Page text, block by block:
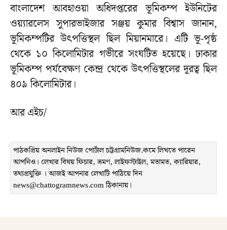
বাংলাদেশ আবহাওয়া অধিদপ্তরের ভূমিকম্প ইউনিটের
ওয়্যারলেস সুপারভাইজার সঞ্জয় কুমার বিশ্বাস জানান,
ভূমিকম্পটির উৎপত্তিস্থল ছিল মিয়ানমারে। এটি ভূ-পৃষ্ঠ
থেকে ১০ কিলোমিটার গভীরে সংঘটিত হয়েছে। ঢাকার
ভূমিকম্প পর্যবেক্ষণ কেন্দ্র থেকে উৎপত্তিস্থলের দূরত্ব ছিল
৪০৯ কিলোমিটার।
আর এইচ/
পাঠকপ্রিয় অনলাইন নিউজ পোর্টাল চট্টগ্রামনিউজ.কমে লিখতে পারেন
আপনিও। লেখার বিষয় ফিচার, ভ্রমণ, লাইফস্টাইল, মতামত, ক্যারিয়ার,
তথ্যপ্রযুক্তি । আজই আপনার লেখাটি পাঠিয়ে দিন
news@chattogramnews.com ঠিকানায়।